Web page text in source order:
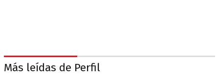
Más leídas de Perfil